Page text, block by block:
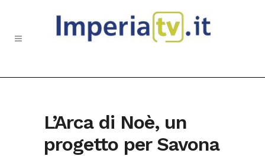
L’Arca di Noè, un
progetto per Savona